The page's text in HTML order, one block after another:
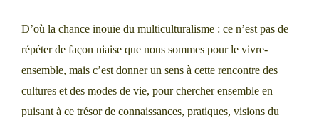
D’où la chance inouïe du multiculturalisme : ce n’est pas de
répéter de façon niaise que nous sommes pour le vivre-
ensemble, mais c’est donner un sens à cette rencontre des
cultures et des modes de vie, pour chercher ensemble en
puisant à ce trésor de connaissances, pratiques, visions du